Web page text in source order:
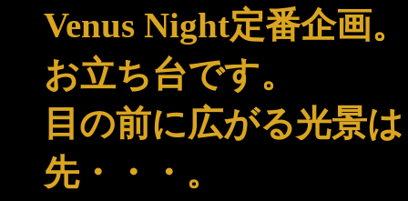
Venus Night定番企画。
お立ち台です。
目の前に広がる光景
先・・・。